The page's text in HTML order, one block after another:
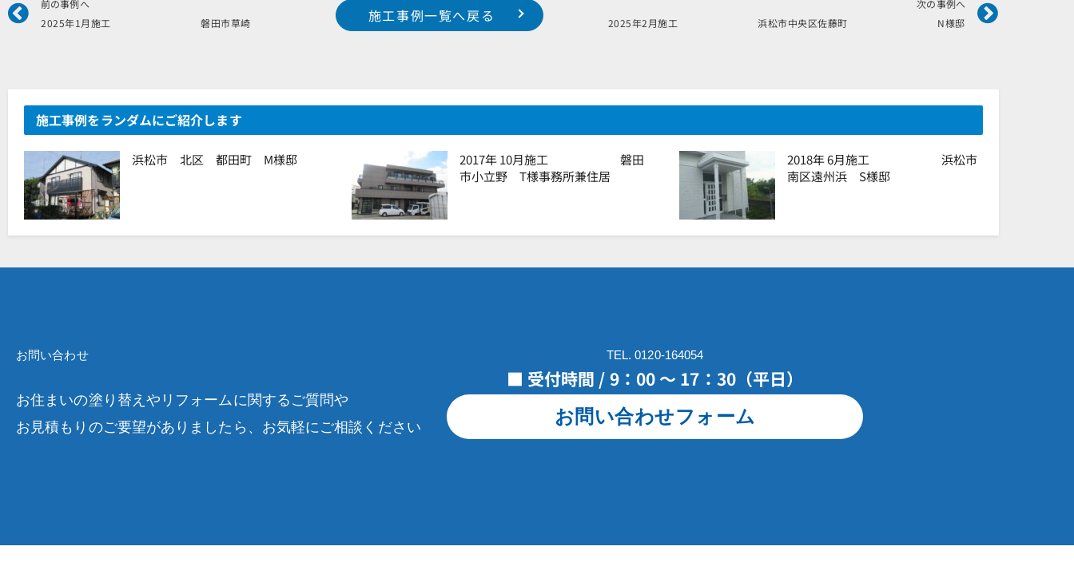
前の事例へ
2025年1月施工 磐田市草崎 S様邸
次の事例へ
2025年2月施工 浜松市中央区佐藤町 N様邸
施工事例一覧へ戻る
施工事例をランダムにご紹介します
浜松市 北区 都田町 M様邸
2017年 10月施工 磐田
市小立野 T様事務所兼住居
2018年 6月施工 浜松市
南区遠州浜 S様邸
お問い合わせ
お住まいの塗り替えやリフォームに関するご質問や
お見積もりのご要望がありましたら、お気軽にご相談ください
TEL. 0120-164054
■ 受付時間 / 9：00 ～ 17：30（平日）
お問い合わせフォーム